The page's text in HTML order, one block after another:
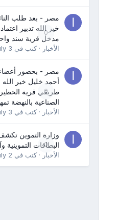
0
مصر - بعد طلب
خير الله تدبير
مدخل قرية سند
الأخبار · كتب في 3
0
مصر - بحضور
أحمد خليل خير الله
طريقي قرية
الصناعية بالنهضة
الأخبار · كتب في 3
0
وزارة التموين
البطاقات التموينية
الأخبار · كتب في 2